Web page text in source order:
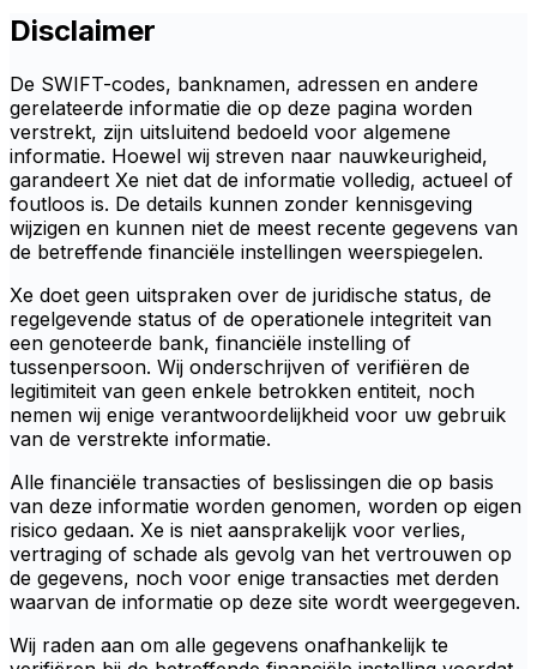
Disclaimer
De SWIFT-codes, banknamen, adressen en andere
gerelateerde informatie die op deze pagina worden
verstrekt, zijn uitsluitend bedoeld voor algemene
informatie. Hoewel wij streven naar nauwkeurigheid,
garandeert Xe niet dat de informatie volledig, actueel of
foutloos is. De details kunnen zonder kennisgeving
wijzigen en kunnen niet de meest recente gegevens van
de betreffende financiële instellingen weerspiegelen.
Xe doet geen uitspraken over de juridische status, de
regelgevende status of de operationele integriteit van
een genoteerde bank, financiële instelling of
tussenpersoon. Wij onderschrijven of verifiëren de
legitimiteit van geen enkele betrokken entiteit, noch
nemen wij enige verantwoordelijkheid voor uw gebruik
van de verstrekte informatie.
Alle financiële transacties of beslissingen die op basis
van deze informatie worden genomen, worden op eigen
risico gedaan. Xe is niet aansprakelijk voor verlies,
vertraging of schade als gevolg van het vertrouwen op
de gegevens, noch voor enige transacties met derden
waarvan de informatie op deze site wordt weergegeven.
Wij raden aan om alle gegevens onafhankelijk te